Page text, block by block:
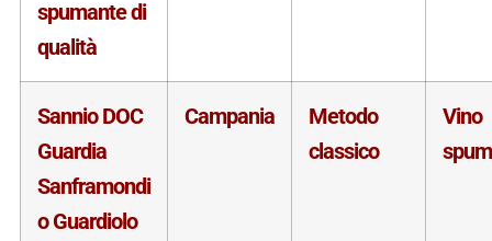
spumante di
qualità
Sannio DOC
Guardia
Sanframondi
o Guardiolo
Campania
Metodo
classico
Vino